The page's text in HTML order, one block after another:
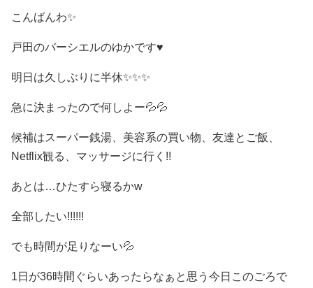
こんばんわ✨
戸田のバーシエルのゆかです♥
明日は久しぶりに半休✨✨✨
急に決まったので何しよー💦💦
候補はスーパー銭湯、美容系の買い物、友達とご飯、
Netflix観る、マッサージに行く!!
あとは…ひたすら寝るかw
全部したい!!!!!!
でも時間が足りなーい💦
1日が36時間ぐらいあったらなぁと思う今日このごろで